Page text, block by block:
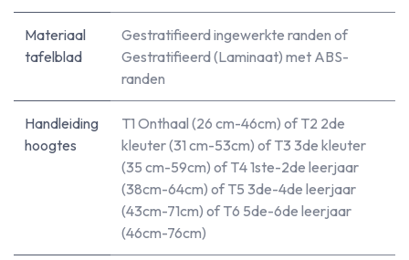
Materiaal
tafelblad
Gestratifieerd ingewerkte randen of
Gestratifieerd (Laminaat) met ABS-
randen
Handleiding
hoogtes
T1 Onthaal (26 cm-46cm) ofT2 2de
kleuter (31 cm-53cm) ofT3 3de kleuter
(35 cm-59cm) ofT4 1ste-2de leerjaar
(38cm-64cm) ofT5 3de-4de leerjaar
(43cm-71cm) ofT6 5de-6de leerjaar
(46cm-76cm)